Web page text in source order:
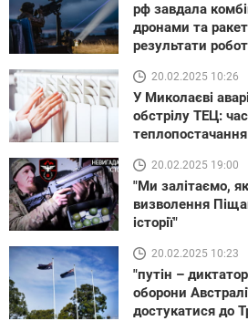
рф завдала
дронами та
результати
20.02.2025 10:26
У Миколаєві
обстрілу ТЕЦ:
теплопостачання
20.02.2025 19:00
"Ми залітаємо, як
визволення
історії"
20.02.2025 10:23
"путін –
оборони
достукатися до